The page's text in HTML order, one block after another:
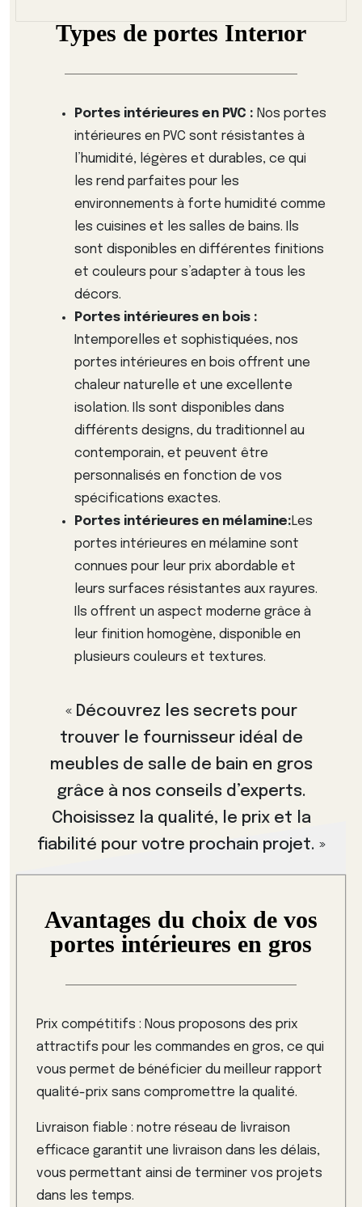
Types de portes Interıor
Portes intérieures en PVC : Nos portes
intérieures en PVC sont résistantes à
l’humidité, légères et durables, ce qui
les rend parfaites pour les
environnements à forte humidité comme
les cuisines et les salles de bains. Ils
sont disponibles en différentes finitions
et couleurs pour s’adapter à tous les
décors.
Portes intérieures en bois :
Intemporelles et sophistiquées, nos
portes intérieures en bois offrent une
chaleur naturelle et une excellente
isolation. Ils sont disponibles dans
différents designs, du traditionnel au
contemporain, et peuvent être
personnalisés en fonction de vos
spécifications exactes.
Portes intérieures en mélamine:Les
portes intérieures en mélamine sont
connues pour leur prix abordable et
leurs surfaces résistantes aux rayures.
Ils offrent un aspect moderne grâce à
leur finition homogène, disponible en
plusieurs couleurs et textures.
« Découvrez les secrets pour
trouver le fournisseur idéal de
meubles de salle de bain en gros
grâce à nos conseils d’experts.
Choisissez la qualité, le prix et la
fiabilité pour votre prochain projet. »
Avantages du choix de vos
portes intérieures en gros
Prix compétitifs : Nous proposons des prix
attractifs pour les commandes en gros, ce qui
vous permet de bénéficier du meilleur rapport
qualité-prix sans compromettre la qualité.
Livraison fiable : notre réseau de livraison
efficace garantit une livraison dans les délais,
vous permettant ainsi de terminer vos projets
dans les temps.